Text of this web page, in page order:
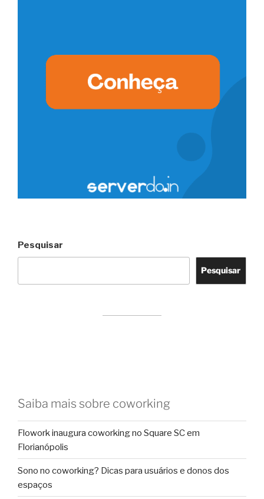
Pesquisar
Pesquisar
Saiba mais sobre coworking
Flowork inaugura coworking no Square SC em
Florianópolis
Sono no coworking? Dicas para usuários e donos dos
espaços